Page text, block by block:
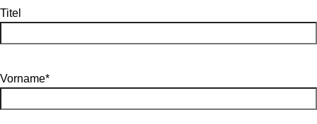
Titel
Vorname*